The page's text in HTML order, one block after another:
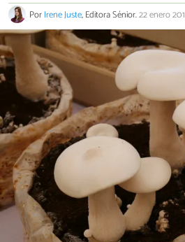
PorIrene Juste, Editora Sénior.22 enero